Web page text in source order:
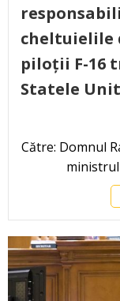
cheltuielile
piloții F-16
Statele
Către: Domnul